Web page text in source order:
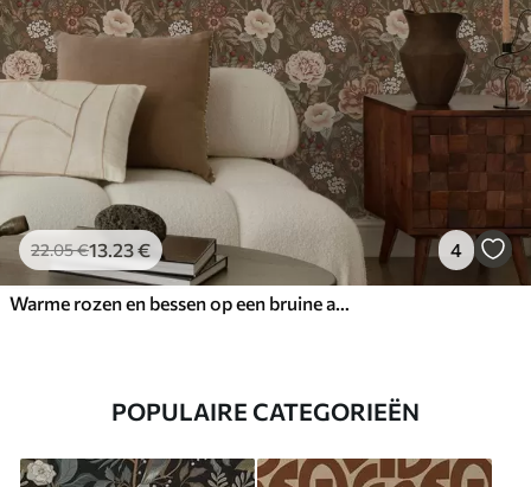
22.05€13.23€ 4
Warme rozen en bessen op een bruine achtergrond
POPULAIRE CATEGORIEËN